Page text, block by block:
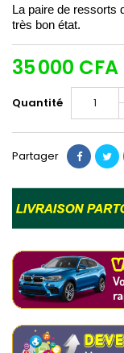
La paire de ressorts
très bon état.
35 000 CFA
Quantité
Partager